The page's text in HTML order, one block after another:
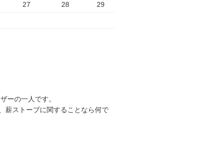
27 28 29
ーの一人です。
薪ストーブに関することなら何で